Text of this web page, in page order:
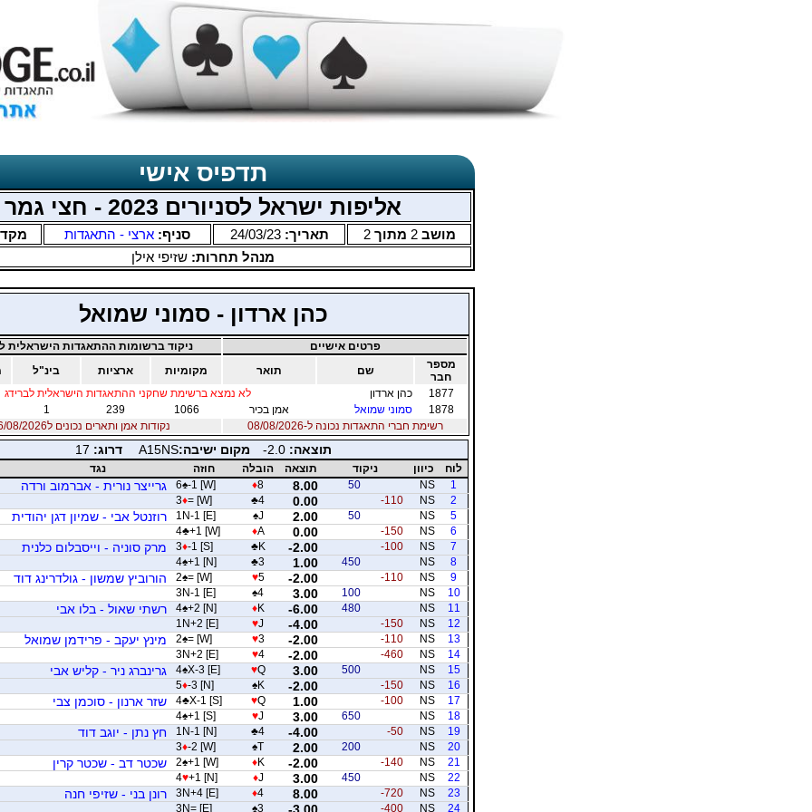
תדפיס אישי
אליפות ישראל לסניורים 2023 - חצי גמר
מושב2 מתוך2 תאריך:24/03/23 סניף: ארצי - התאגדות
מנהל תחרות: שזיפי אילן
כהן ארדון - סמוני שמואל
פרטים אישיים
ניקוד ברשומות ההתאגדות הישראלית
מספר
חבר
שם תואר מקומיות ארציות בינ"ל
1877
כהן ארדון
לא נמצא ברשימת שחקני ההתאגדות הישראלית לברידג
1878
סמוני שמואל אמן בכיר 1066
239
1
רשימת חברי התאגדות נכונה ל-08/08/2026
נקודות אמן ותארים נכונים ל06/08/2026
תוצאה:-2.0 מקום ישיבה:A15NS דרוג: 17
לוח כיוון ניקוד תוצאה הובלה חוזה
נגד
1
NS
50
8.00
♦8
6♠-1 [W] גרייצר נורית - אברמוב ורדה
2
NS
-110
0.00
♣4
3♦= [W]
5
NS
50
2.00
♠J
1N-1 [E] רוזנטל אבי - שמיון דגן יהודית
6
NS
-150
0.00
♦A
4♣+1 [W]
7
NS
-100
-2.00
♣K
3♦-1 [S] מרק סוניה - וייסבלום כלנית
8
NS
450
1.00
♣3
4♠+1 [N]
9
NS
-110
-2.00
♥5
2♠= [W] הורוביץ שמשון - גולדרינג דוד
10
NS
100
3.00
♠4
3N-1 [E]
11
NS
480
-6.00
♦K
4♠+2 [N] רשתי שאול - בלו אבי
12
NS
-150
-4.00
♥J
1N+2 [E]
13
NS
-110
-2.00
♥3
2♠= [W] מינץ יעקב - פרידמן שמואל
14
NS
-460
-2.00
♥4
3N+2 [E]
15
NS
500
3.00
♥Q
4♠X-3 [E] גרינברג ניר - קליש אבי
16
NS
-150
-2.00
♠K
5♦-3 [N]
17
NS
-100
1.00
♥Q
4♣X-1 [S] שזר ארנון - סוכמן צבי
18
NS
650
3.00
♥J
4♠+1 [S]
19
NS
-50
-4.00
♣4
1N-1 [N] חץ נתן - יוגב דוד
20
NS
200
2.00
♠T
3♦-2 [W]
21
NS
-140
-2.00
♦K
2♠+1 [W] שכטר דב - שכטר קרין
22
NS
450
3.00
♦J
4♥+1 [N]
23
NS
-720
8.00
♦4
3N+4 [E] רונן בני - שזיפי חנה
24
NS
-400
-3.00
♠3
3N= [E]